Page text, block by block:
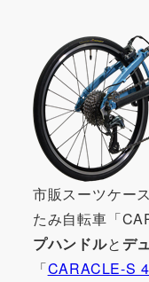
市販スーツケー
たみ自転車「
プハンドルと デ
「CARACLE-S